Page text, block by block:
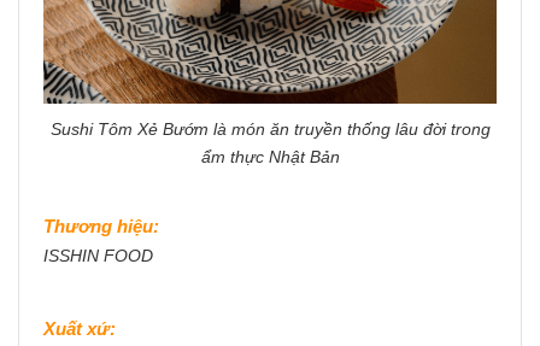
Sushi Tôm Xẻ Bướm là món ăn truyền thống lâu đời trong
ẩm thực Nhật Bản
Thương hiệu:
ISSHIN FOOD
Xuất xứ: